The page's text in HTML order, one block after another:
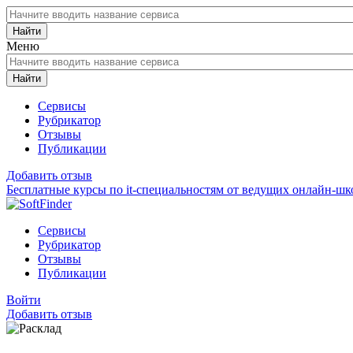
Найти
Меню
Найти
Сервисы
Рубрикатор
Отзывы
Публикации
Добавить отзыв
Бесплатные курсы по it-специальностям от ведущих онлайн-
Сервисы
Рубрикатор
Отзывы
Публикации
Войти
Добавить отзыв